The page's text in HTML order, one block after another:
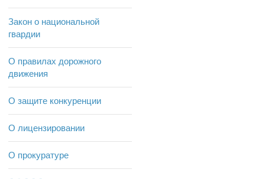
Закон о национальной
гвардии
О правилах дорожного
движения
О защите конкуренции
О лицензировании
О прокуратуре